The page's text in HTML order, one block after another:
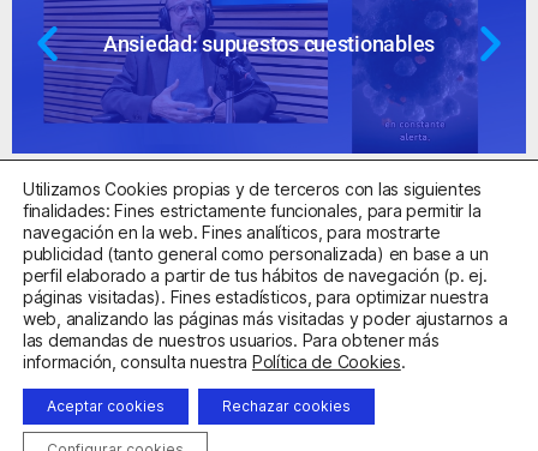
Ansiedad: supuestos cuestionables
Centro Sanitario Autorizado con el código E08737002
Aviso LegalPolítica de PrivacidadPolítica de Cookies
Clínica de la Ansiedad. Teléfonos:932263020
Correo:
Utilizamos Cookies propias y de terceros con las siguientes
finalidades: Fines estrictamente funcionales, para permitir la
navegación en la web. Fines analíticos, para mostrarte
publicidad (tanto general como personalizada) en base a un
perfil elaborado a partir de tus hábitos de navegación (p. ej.
páginas visitadas). Fines estadísticos, para optimizar nuestra
web, analizando las páginas más visitadas y poder ajustarnos a
las demandas de nuestros usuarios. Para obtener más
información, consulta nuestra Política de Cookies.
Aceptar cookies Rechazar cookies